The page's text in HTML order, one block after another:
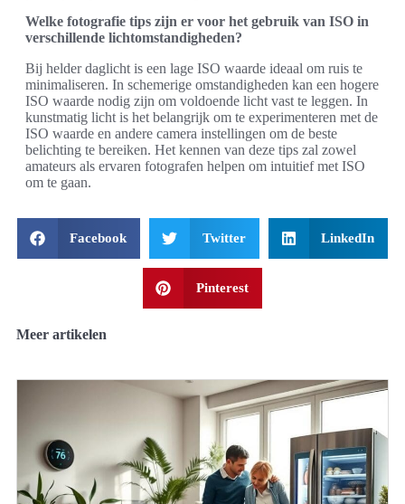
Welke fotografie tips zijn er voor het gebruik van ISO in
verschillende lichtomstandigheden?
Bij helder daglicht is een lage ISO waarde ideaal om ruis te
minimaliseren. In schemerige omstandigheden kan een hogere
ISO waarde nodig zijn om voldoende licht vast te leggen. In
kunstmatig licht is het belangrijk om te experimenteren met de
ISO waarde en andere camera instellingen om de beste
belichting te bereiken. Het kennen van deze tips zal zowel
amateurs als ervaren fotografen helpen om intuitief met ISO
om te gaan.
Facebook Twitter LinkedIn
Pinterest
Meer artikelen